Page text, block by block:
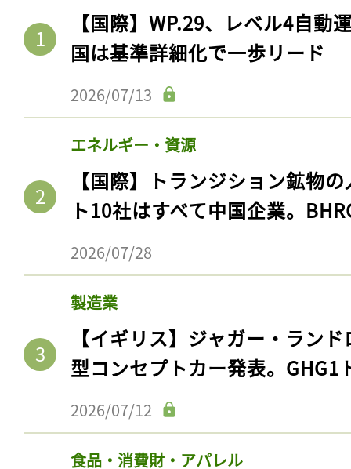
【国際】WP.29、レベル4自動
国は基準詳細化で一歩リード
2026/07/13
エネルギー・資源
【国際】トランジション鉱物
ト10社はすべて中国企業。
2026/07/28
製造業
【イギリス】ジャガー・ラン
型コンセプトカー発表。GHG1
2026/07/12
食品・消費財・アパレル